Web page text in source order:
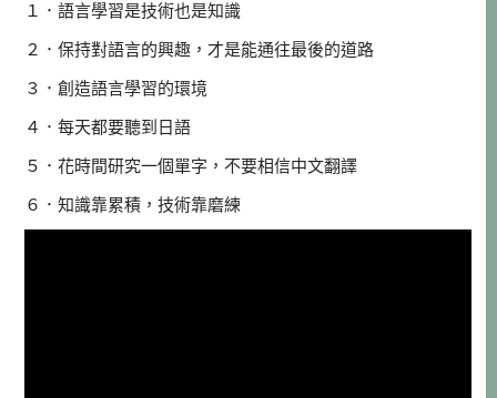
１．語言學習是技術也是知識
２．保持對語言的興趣，才是能通往最後的道路
３．創造語言學習的環境
４．每天都要聽到日語
５．花時間研究一個單字，不要相信中文翻譯
６．知識靠累積，技術靠磨練